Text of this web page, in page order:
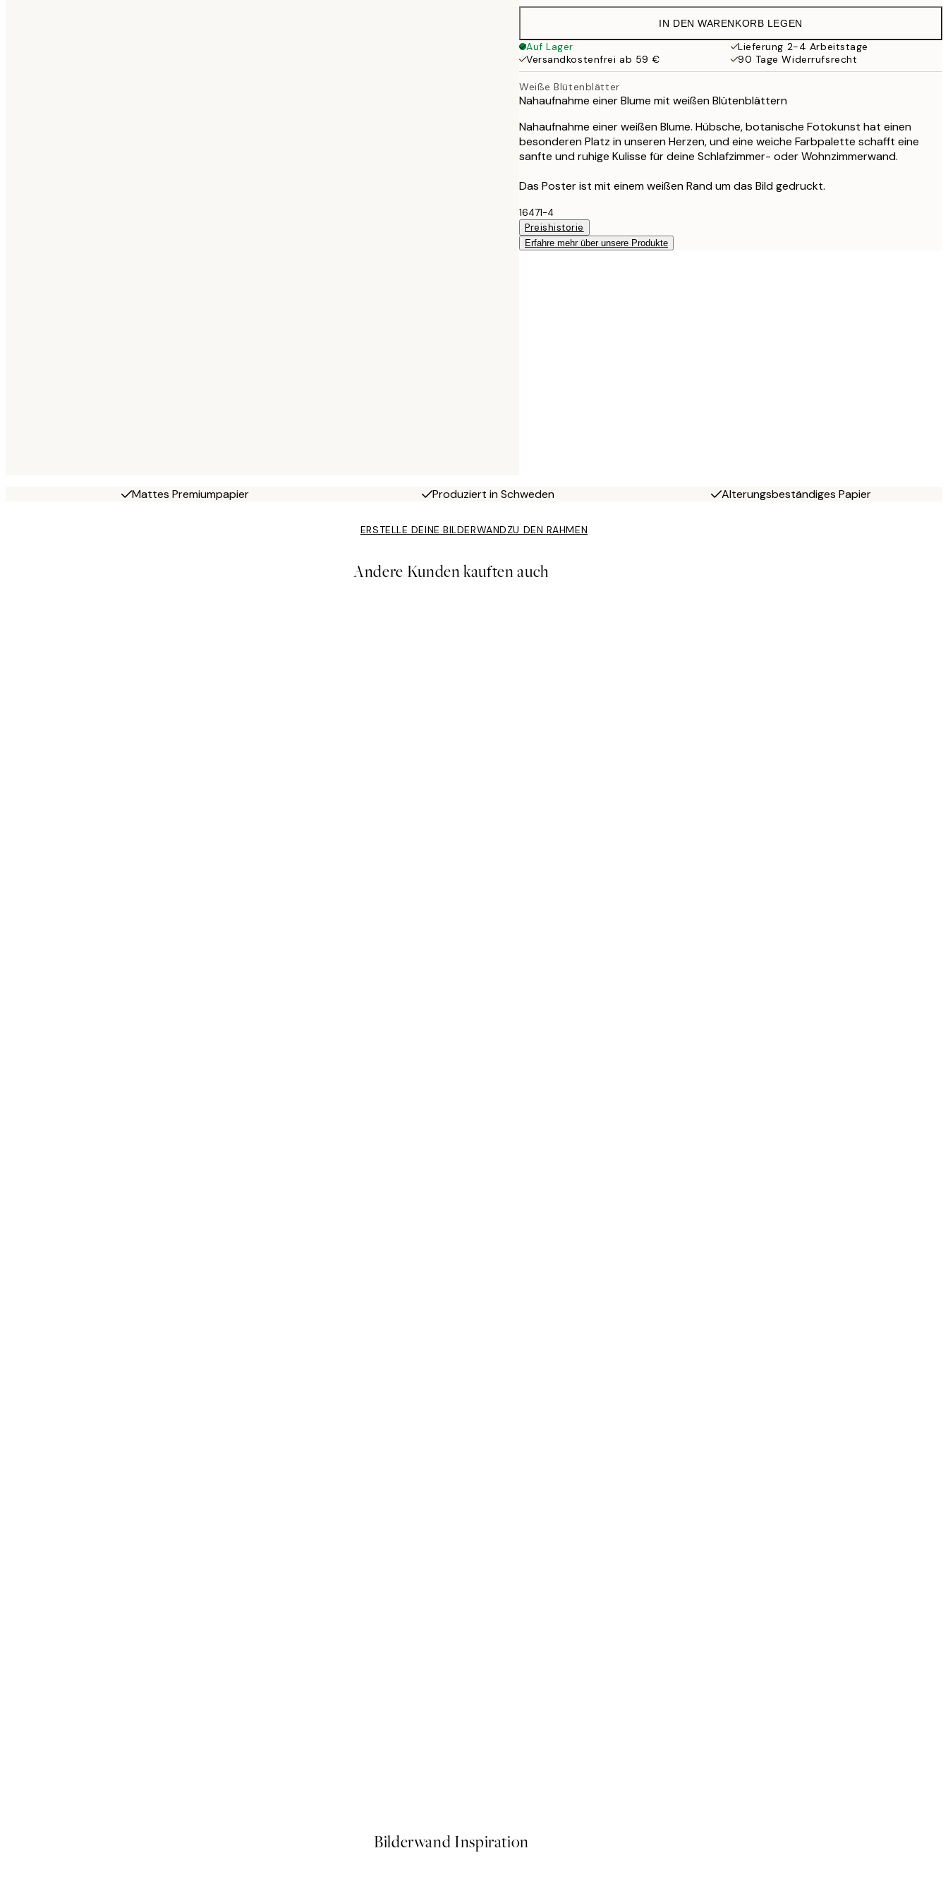
19,95 €
27,45 €
50x70 cm
32,45 €
70x100 cm
IN DEN WARENKORB LEGEN
Auf Lager
Lieferung 2-4 Arbeitstage
Versandkostenfrei ab 59 €
90 Tage Widerrufsrecht
Weiße Blütenblätter
Nahaufnahme einer Blume mit weißen Blütenblättern
Nahaufnahme einer weißen Blume. Hübsche, botanische Fotokunst hat einen
besonderen Platz in unseren Herzen, und eine weiche Farbpalette schafft eine
sanfte und ruhige Kulisse für deine Schlafzimmer- oder Wohnzimmerwand.
Das Poster ist mit einem weißen Rand um das Bild gedruckt.
16471-4
Preishistorie
Erfahre mehr über unsere Produkte
Mattes Premiumpapier Produziert in Schweden Alterungsbeständiges Papier
ERSTELLE DEINE BILDERWANDZU DEN RAHMEN
Andere Kunden kauften auch
Bilderwand Inspiration